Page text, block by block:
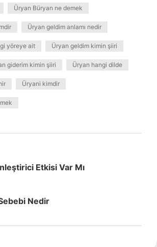
Üryan Büryan ne demek
Üryan geldim anlamı nedir
yöreye ait Üryan geldim kimin şiiri
giderim kimin şiiri Üryan hangi dilde
Üryani kimdir
Etkisi Var Mı
Nedir